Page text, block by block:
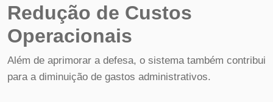
Redução de Custos
Operacionais
Além de aprimorar a defesa, o sistema também contribui
para a diminuição de gastos administrativos.